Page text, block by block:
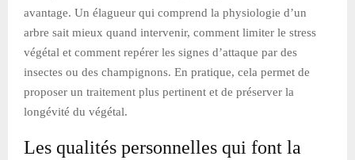
avantage. Un élagueur qui comprend la physiologie d’un
arbre sait mieux quand intervenir, comment limiter le stress
végétal et comment repérer les signes d’attaque par des
insectes ou des champignons. En pratique, cela permet de
proposer un traitement plus pertinent et de préserver la
longévité du végétal.
Les qualités personnelles qui font la